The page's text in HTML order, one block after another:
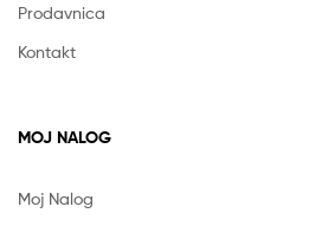
Prodavnica
Kontakt
MOJ NALOG
Moj Nalog